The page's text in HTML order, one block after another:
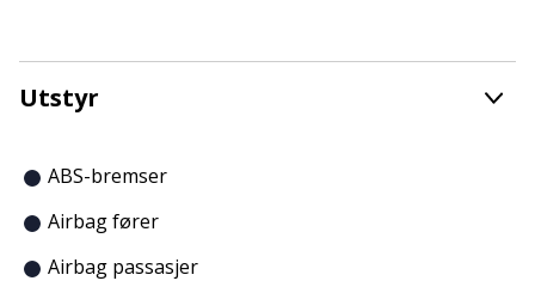
Utstyr
ABS-bremser
Airbag fører
Airbag passasjer